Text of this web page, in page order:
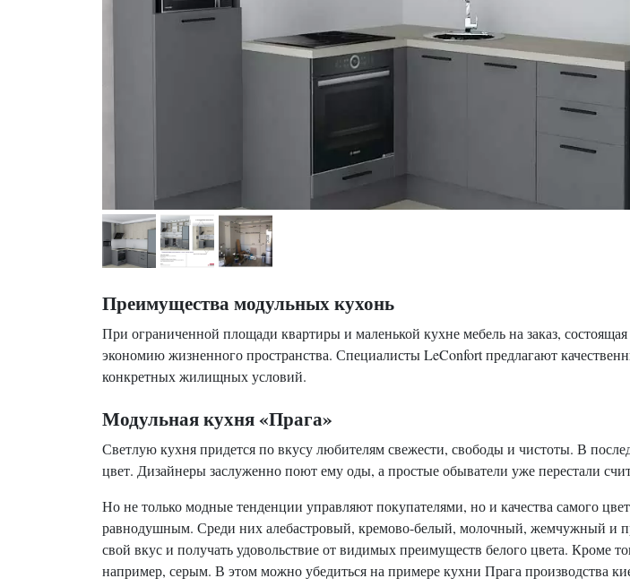
Преимущества модульных кухонь
При ограниченной площади квартиры и маленькой кухне мебель на заказ,
экономию жизненного пространства. Специалисты LeConfort предлагают
конкретных жилищных условий.
Модульная кухня «Прага»
Светлую кухня придется по вкусу любителям свежести, свободы и чистоты. В
цвет. Дизайнеры заслуженно поют ему оды, а простые обыватели уже перестали
Но не только модные тенденции управляют покупателями, но и качества самого
равнодушным. Среди них алебастровый, кремово-белый, молочный, жемчужный и
свой вкус и получать удовольствие от видимых преимуществ белого цвета. Кроме
например, серым. В этом можно убедиться на примере кухни Прага производства